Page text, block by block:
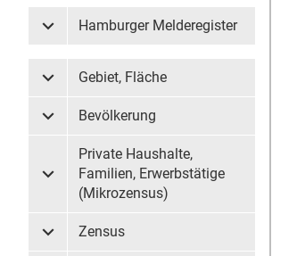
Untermenü Hamburger Melderegister
Hamburger Melderegister
Untermenü Gebiet, Fläche
Gebiet, Fläche
Untermenü Bevölkerung
Bevölkerung
Untermenü Private Haushalte,
Private Haushalte,
Familien, Erwerbstätige
(Mikrozensus)
Untermenü Zensus
Zensus